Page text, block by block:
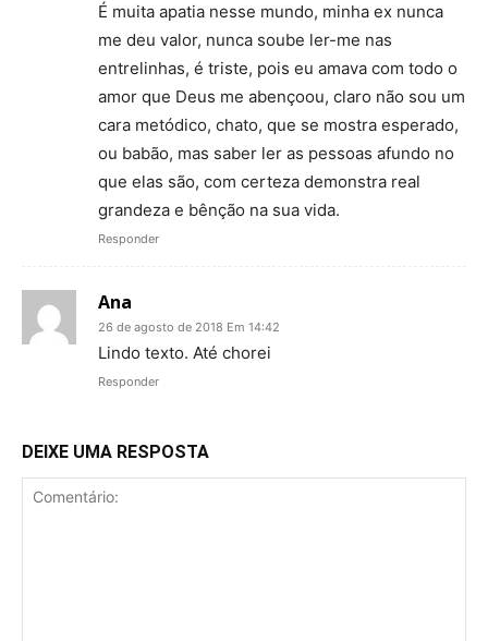
É muita apatia nesse mundo, minha ex nunca
me deu valor, nunca soube ler-me nas
entrelinhas, é triste, pois eu amava com todo o
amor que Deus me abençoou, claro não sou um
cara metódico, chato, que se mostra esperado,
ou babão, mas saber ler as pessoas afundo no
que elas são, com certeza demonstra real
grandeza e bênção na sua vida.
Responder
Ana
26 de agosto de 2018 Em 14:42
Lindo texto. Até chorei
Responder
DEIXE UMA RESPOSTA